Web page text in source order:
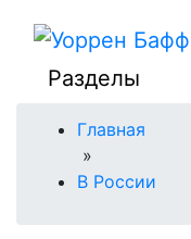
Разделы
Главная
»
В России